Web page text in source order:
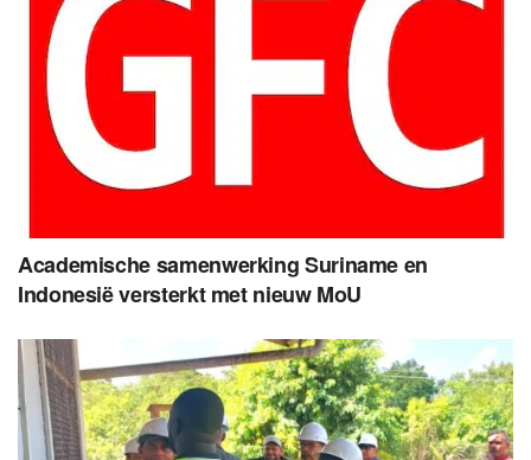
Academische samenwerking Suriname en
Indonesië versterkt met nieuw MoU